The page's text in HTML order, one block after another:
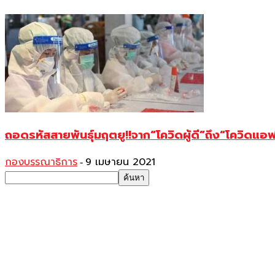
ถอดรหัสสายพันธุ์มฤตยู!!จาก“โควิดผู้ดี”ถึง“โควิดแอ
กองบรรณาธิการ - 9 เมษายน 2021